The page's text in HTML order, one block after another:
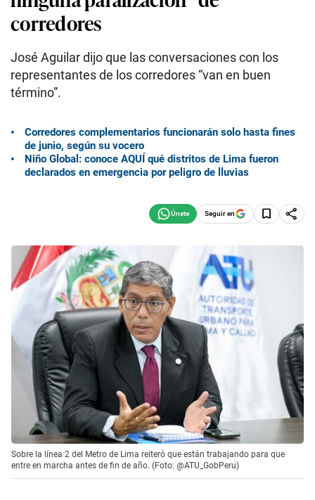
corredores
José Aguilar dijo que las conversaciones con los
representantes de los corredores “van en buen
término”.
Corredores complementarios funcionarán solo hasta fines
de junio, según su vocero
Niño Global: conoce AQUÍ qué distritos de Lima fueron
declarados en emergencia por peligro de lluvias
Seguir en
Sobre la línea 2 del Metro de Lima reiteró que están trabajando para que
entre en marcha antes de fin de año. (Foto: @ATU_GobPeru)